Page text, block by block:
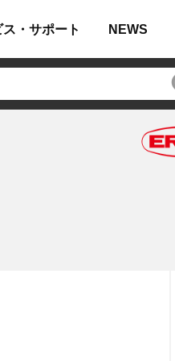
・ サポート NEWS